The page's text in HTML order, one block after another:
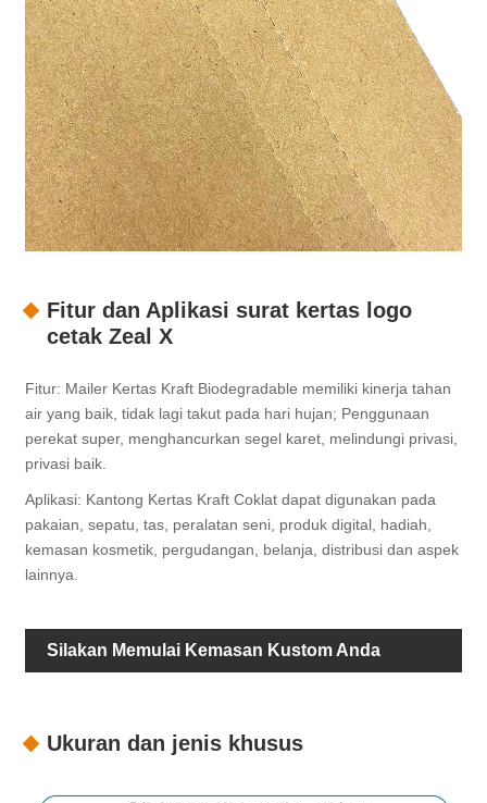
Fitur dan Aplikasi surat kertas logo
cetak Zeal X
Fitur: Mailer Kertas Kraft Biodegradable memiliki kinerja tahan
air yang baik, tidak lagi takut pada hari hujan; Penggunaan
perekat super, menghancurkan segel karet, melindungi privasi,
privasi baik.
Aplikasi: Kantong Kertas Kraft Coklat dapat digunakan pada
pakaian, sepatu, tas, peralatan seni, produk digital, hadiah,
kemasan kosmetik, pergudangan, belanja, distribusi dan aspek
lainnya.
Silakan Memulai Kemasan Kustom Anda
Ukuran dan jenis khusus